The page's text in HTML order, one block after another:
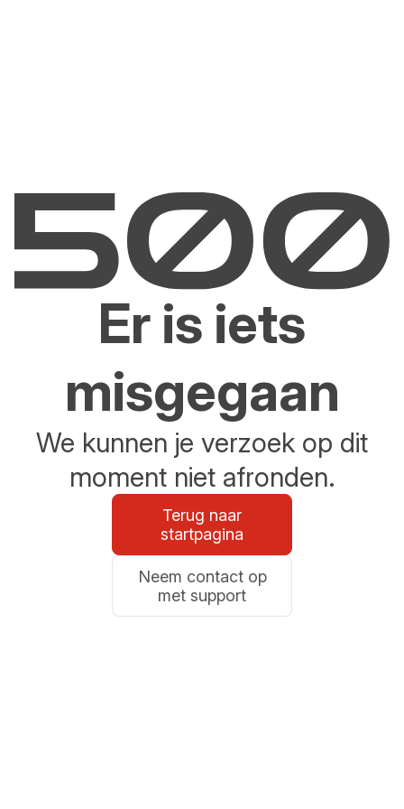
Er is iets
misgegaan
We kunnen je verzoek op dit
moment niet afronden.
Terug naar
startpagina
Neem contact op
met support